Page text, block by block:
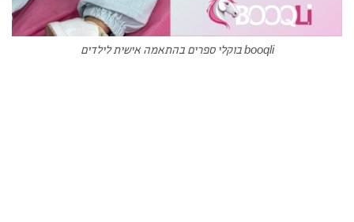
booqli בוקלי ספרים בהתאמה אישית לילדים